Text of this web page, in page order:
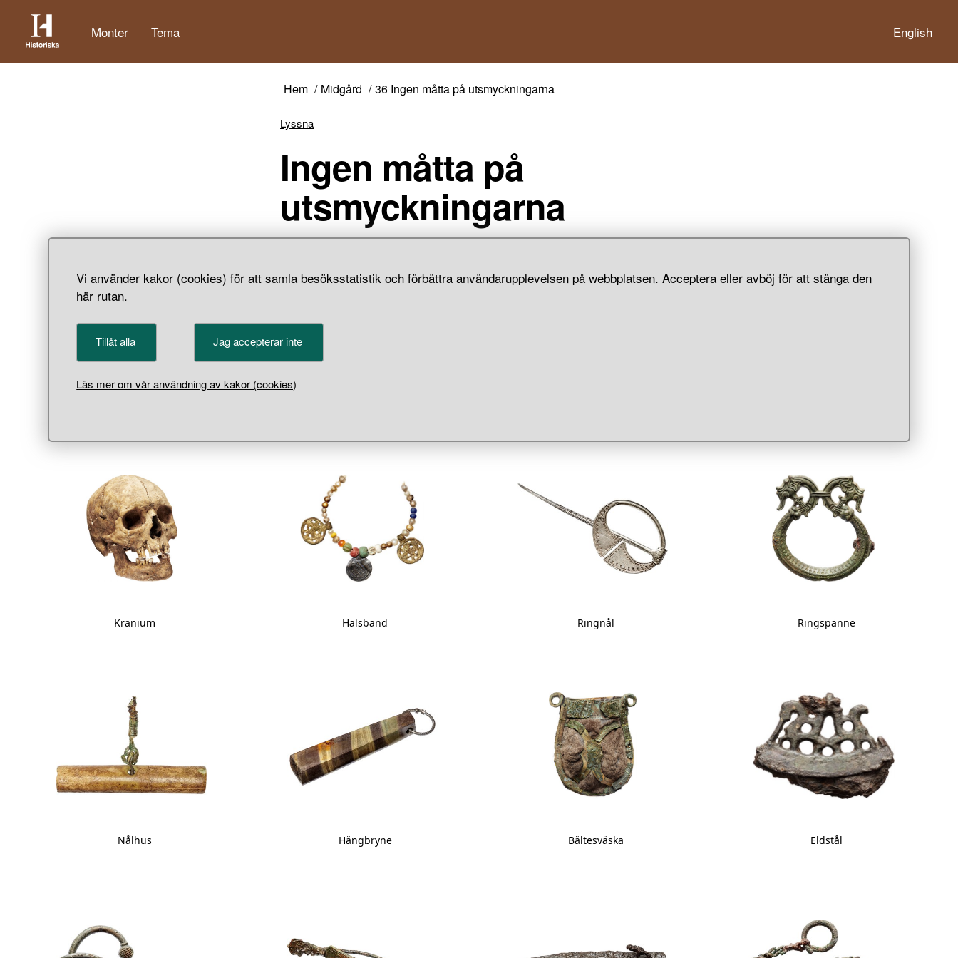
Vi använder kakor (cookies) för att samla besöksstatistik och förbättra användarupplevelsen på webbplatsen. Acceptera eller avböj för att stänga den
här rutan.
Tillåt alla Jag accepterar inte
Läs mer om vår användning av kakor (cookies)
Monter Tema English
Hem Midgård 36 Ingen måtta på utsmyckningarna
Lyssna
Ingen måtta på
utsmyckningarna
verkar inte ha varit en dygd.
blickfång i klädedräkterna. Även vardagliga föremål som
kranium Halsband Ringnål Ringspänne
Nålhus Hängbryne Bältesväska Eldstål